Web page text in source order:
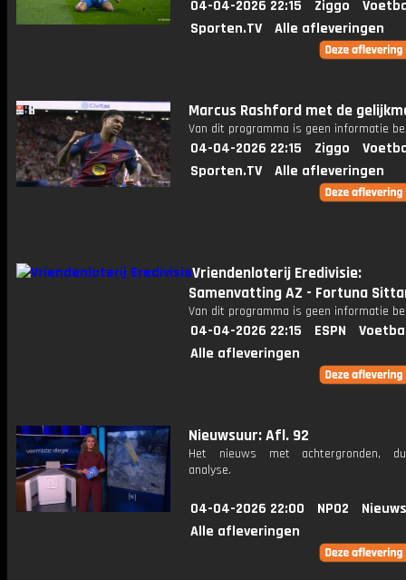
04-04-2026 22:15 Ziggo
Sporten.TV
Alle afleveringen
Marcus Rashford met de
Van dit programma is geen informatie
04-04-2026 22:15 Ziggo
Sporten.TV
Alle afleveringen
Vriendenloterij Eredivisie:
Samenvatting AZ - Fortuna
Van dit programma is geen informatie
04-04-2026 22:15 ESPN
Alle afleveringen
Nieuwsuur: Afl. 92
Het nieuws met achtergronden,
analyse.
04-04-2026 22:00 NPO2
Alle afleveringen